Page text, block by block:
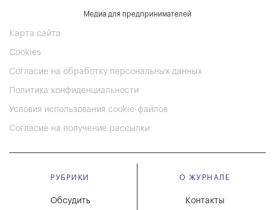
Медиа для предпринимателей
Карта сайта
Cookies
Согласие на обработку персональных данных
Политика конфиденциальности
Условия использования cookie-файлов
Согласие на получение рассылки
РУБРИКИ
Обсудить
О ЖУРНАЛЕ
Контакты